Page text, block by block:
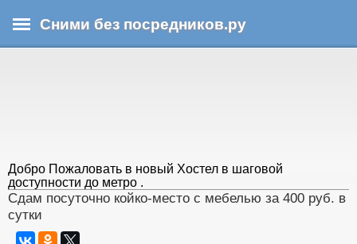
к
основному
Сними без посредников.ру
Добро Пожаловать в новый Хостел в шаговой
доступности до метро .
Сдам посуточно койко-место с мебелью за 400 руб. в
сутки